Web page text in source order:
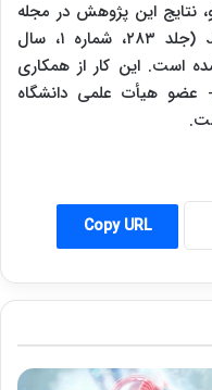
نتایج این پژوهش در مجله‌
Journal of Hazardous Materials (جلد ۲۸۳، شماره ۱، سال
۳۷۰) منتشر شده است. این کار از همکاری
عضو هیأت علمی دانشگاه
Copy URL